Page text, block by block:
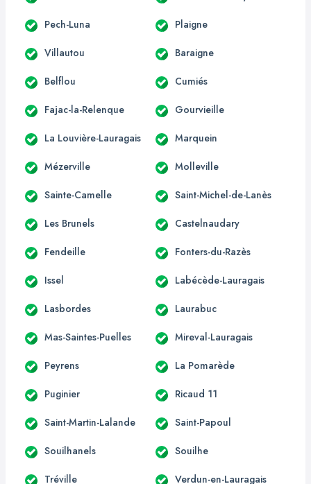
Pech-Luna Plaigne
Villautou Baraigne
Belflou Cumiés
Fajac-la-Relenque Gourvieille
La Louvière-Lauragais Marquein
Mézerville Molleville
Sainte-Camelle Saint-Michel-de-Lanès
Les Brunels Castelnaudary
Fendeille Fonters-du-Razès
Issel Labécède-Lauragais
Lasbordes Laurabuc
Mas-Saintes-Puelles Mireval-Lauragais
Peyrens La Pomarède
Puginier Ricaud 11
Saint-Martin-Lalande Saint-Papoul
Souilhanels Souilhe
Tréville Verdun-en-Lauragais